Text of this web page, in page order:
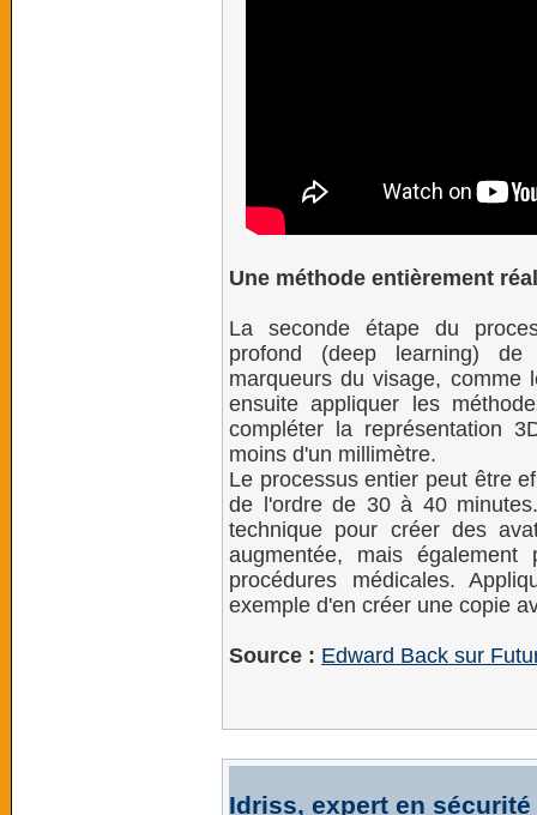
Une méthode entièrement
La seconde étape du
profond (deep learning)
marqueurs du visage,
ensuite appliquer les
compléter la représentation
moins d'un millimètre.
Le processus entier peut être
de l'ordre de 30 à 40
technique pour créer des
augmentée, mais
procédures médicales.
exemple d'en créer une copie
Source : Edward Back sur
Idriss, expert en